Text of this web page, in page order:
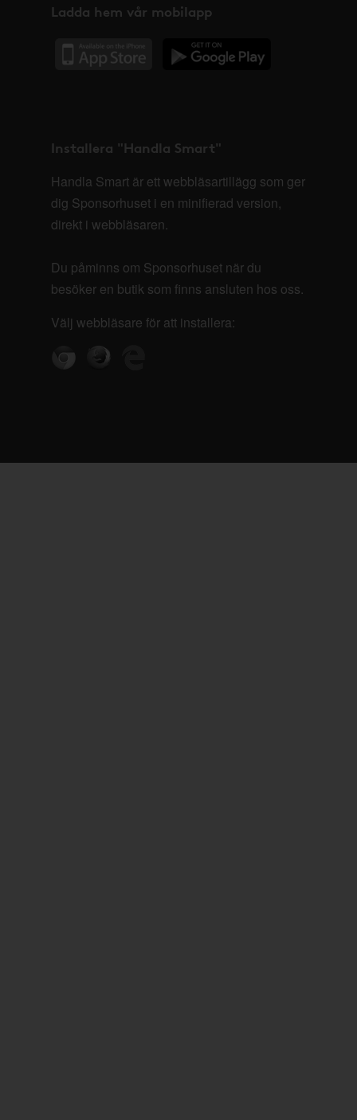
Ladda hem vår mobilapp
Installera "Handla Smart"
Handla Smart är ett webbläsartillägg som ger
dig Sponsorhuset i en minifierad version,
direkt i webbläsaren.
Du påminns om Sponsorhuset när du
besöker en butik som finns ansluten hos oss.
Välj webbläsare för att installera: